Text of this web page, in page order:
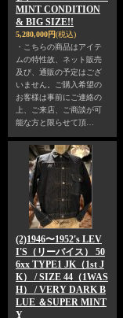
MINT CONDITION
& BIG SIZE!!
5,280,000円(税込)
・こちらの商品はアイテ
ムの特性故、ネット販売
及び、通販の予定はござ
いません。ご購入希望の
お客様は事前にご連絡の
上、ご来店、ご商談が可
能な方と限らせて頂…
(2)1946〜1952's LEV
I'S（リーバイス） 50
6xx TYPE1 JK（1st J
K） / SIZE 44（1WAS
H） / VERY DARK B
LUE ＆SUPER MINT
Y